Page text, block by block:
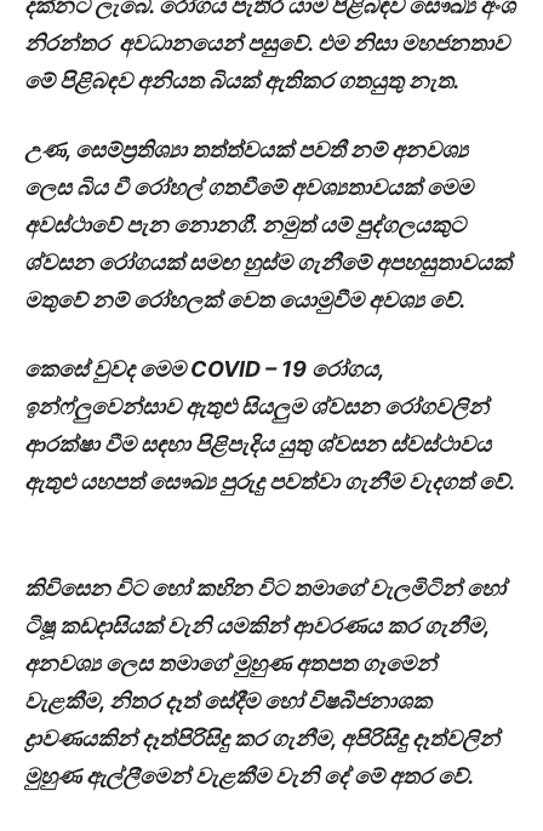
දක්නට ලැබේ. රෝගය පැතිර යාම පිළිබඳව සෞඛ්‍ය අංශ
නිරන්තර අවධානයෙන් පසුවේ. එම නිසා මහජනතාව
මේ පිළිබඳව අනියත බියක් ඇතිකර ගතයුතු නැත.
උණ, සෙම්ප්‍රතිශ්‍යා තත්ත්වයක් පවතී නම් අනවශ්‍ය
ලෙස බිය වී රෝහල් ගතවීමේ අවශ්‍යතාවයක් මෙම
අවස්ථාවේ පැන නොනගී. නමුත් යම් පුද්ගලයකුට
ශ්වසන රෝගයක් සමඟ හුස්ම ගැනීමේ අපහසුතාවයක්
මතුවේ නම් රෝහලක් වෙත යොමුවීම අවශ්‍ය වේ.
කෙසේ වුවද මෙම COVID – 19 රෝගය,
ඉන්ෆ්ලුවෙන්සාව ඇතුළු සියලුම ශ්වසන රෝගවලින්
ආරක්ෂා වීම සඳහා පිළිපැදිය යුතු ශ්වසන ස්වස්ථාවය
ඇතුළු යහපත් සෞඛ්‍ය පුරුදු පවත්වා ගැනීම වැදගත් වේ.
කිවිසෙන විට හෝ කහින විට තමාගේ වැලමිටින් හෝ
ටිෂූ කඩදාසියක් වැනි යමකින් ආවරණය කර ගැනීම,
අනවශ්‍ය ලෙස තමාගේ මුහුණ අතපත ගෑමෙන්
වැළකීම, නිතර දෑත් සේදීම හෝ විෂබීජනාශක
ද්‍රාවණයකින් දෑත්පිරිසිදු කර ගැනීම, අපිරිසිදු දෑත්වලින්
මුහුණ ඇල්ලීමෙන් වැළකීම වැනි දේ මේ අතර වේ.